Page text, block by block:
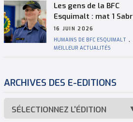
Les gens de la BFC
Esquimalt : mat 1
Holmes
16 JUIN 2026
HUMAINS DE BFC ESQUIMALT ,
MEILLEUR ACTUALITÉS
ARCHIVES DES E-EDITIONS